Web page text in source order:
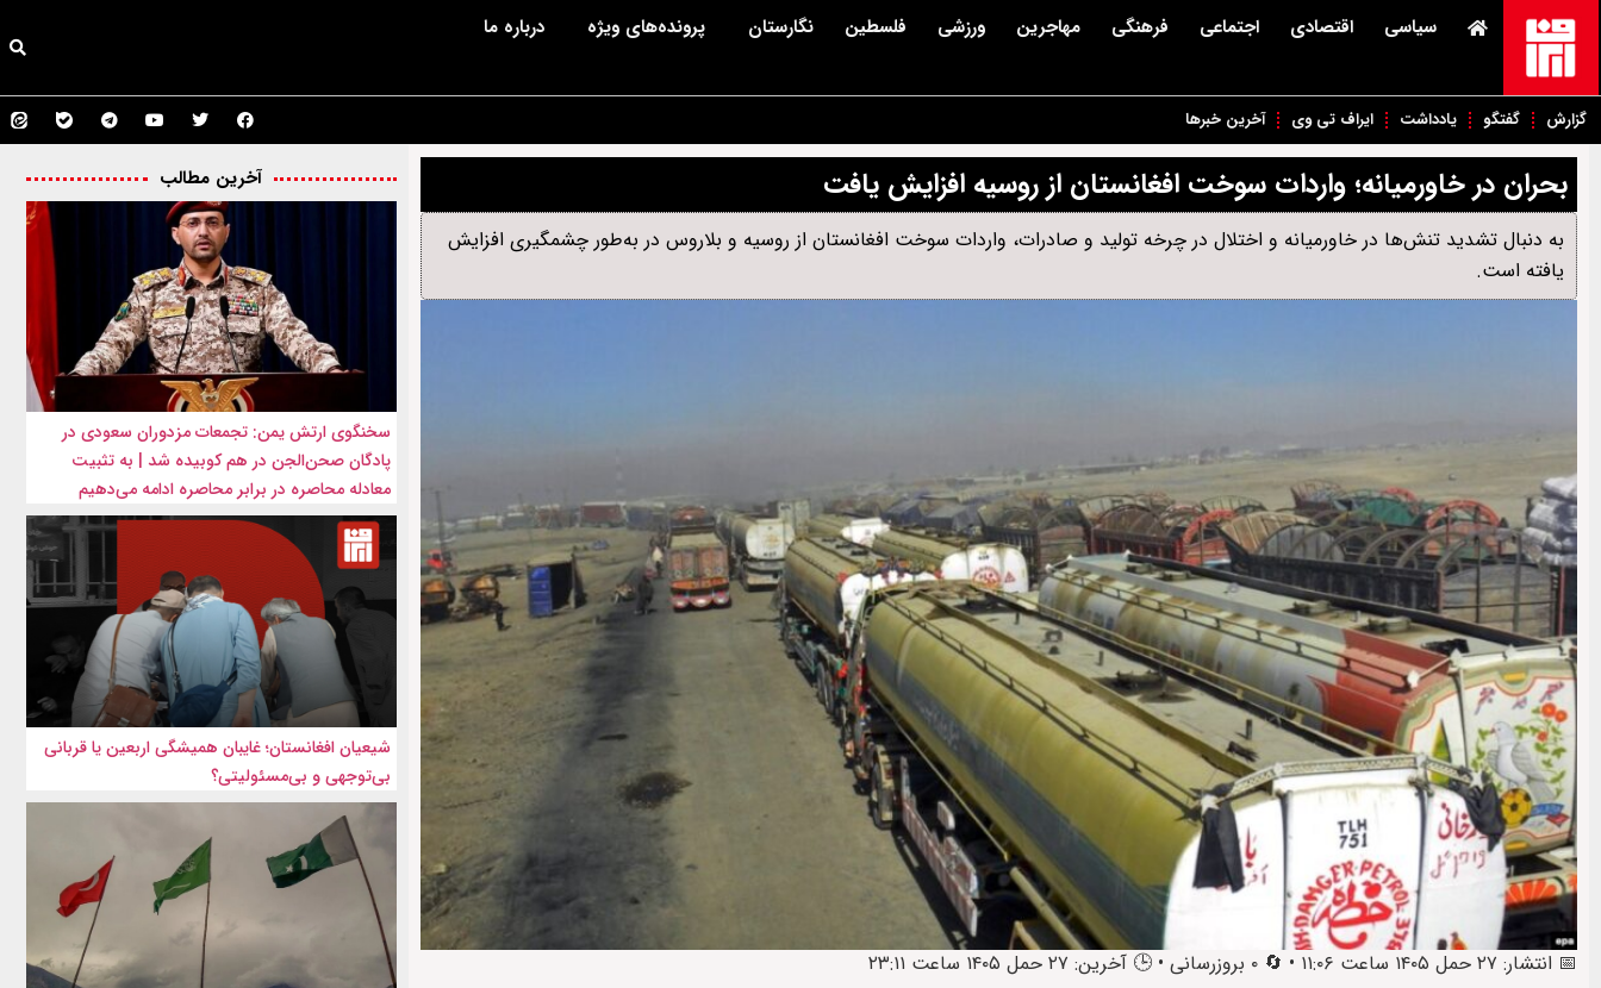
سیاسی اقتصادی اجتماعی فرهنگی مهاجرین ورزشی فلسطین نگارستان پرونده‌های ویژه درباره ما
گزارش گفتگو یادداشت ایراف تی وی آخرین خبرها
بحران در خاورمیانه؛ واردات سوخت افغانستان از روسیه افزایش یافت
به دنبال تشدید تنش‌ها در خاورمیانه و اختلال در چرخه تولید و صادرات، واردات سوخت افغانستان از روسیه و بلاروس در به‌طور چشمگیری افزایش
یافته است.
📅 انتشار: ۲۷ حمل ۱۴۰۵ ساعت ۱۱:۰۶ • 🔄 ۰ بروزرسانی • 🕒 آخرین: ۲۷ حمل ۱۴۰۵ ساعت ۲۳:۱۱
آخرین مطالب
سخنگوی ارتش یمن: تجمعات مزدوران سعودی در
پادگان صحن‌الجن در هم کوبیده شد | به تثبیت
معادله محاصره در برابر محاصره ادامه می‌دهیم
شیعیان افغانستان؛ غایبان همیشگی اربعین یا قربانی
بی‌توجهی و بی‌مسئولیتی؟